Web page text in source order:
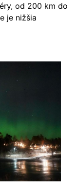
od 200 km do
je nižšia